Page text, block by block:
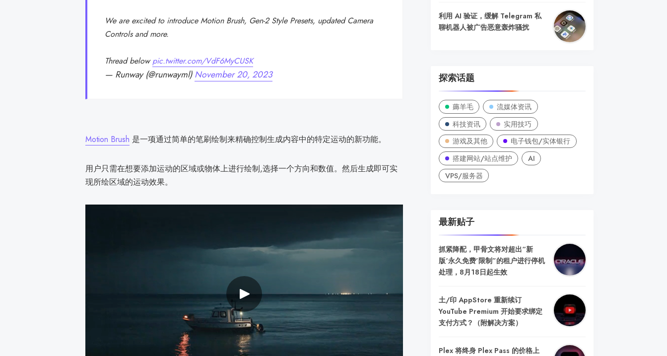
We are excited to introduce Motion Brush, Gen-2 Style Presets, updated Camera
Controls and more.
Thread belowpic.twitter.com/VdF6MyCUSK
— Runway (@runwayml)November 20, 2023
Motion Brush 是一项通过简单的笔刷绘制来精确控制生成内容中的特定运动的新功能。
用户只需在想要添加运动的区域或物体上进行绘制,选择一个方向和数值。然后生成即可实
现所绘区域的运动效果。
利用 AI 验证，缓解 Telegram 私
聊机器人被广告恶意轰炸骚扰
探索话题
薅羊毛
流媒体资讯
科技资讯
实用技巧
游戏及其他
电子钱包/实体银行
搭建网站/站点维护
AI
VPS/服务器
最新贴子
抓紧降配，甲骨文将对超出“新
版‘永久免费’限制”的租户进行停机
处理，8月18日起生效
土/印 AppStore 重新续订
YouTube Premium 开始要求绑定
支付方式？（附解决方案）
Plex 将终身 Plex Pass 的价格上